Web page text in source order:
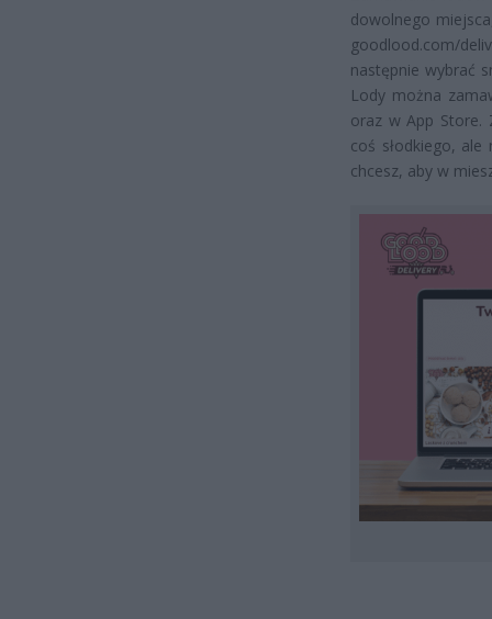
dowolnego
goodlood.com/
następnie wybrać
Lody można
oraz w App Store.
coś słodkiego,
chcesz, aby w